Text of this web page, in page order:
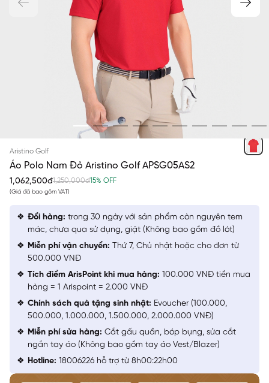
Aristino Golf
Áo Polo Nam Đỏ Aristino Golf APSG05AS2
1,062,500đ1,250,000đ15% OFF
(Giá đã bao gồm VAT)
Đổi hàng: trong 30 ngày với sản phẩm còn nguyên tem
mác, chưa qua sử dụng, giặt (Không bao gồm đồ lót)
Miễn phí vận chuyển: Thứ 7, Chủ nhật hoặc cho đơn từ
500.000 VNĐ
Tích điểm ArisPoint khi mua hàng: 100.000 VNĐ tiền mua
hàng = 1 Arispoint = 2.000 VNĐ
Chính sách quà tặng sinh nhật: Evoucher (100.000,
500.000, 1.000.000, 1.500.000, 2.000.000 VNĐ)
Miễn phí sửa hàng: Cắt gấu quần, bóp bụng, sửa cắt
ngắn tay áo (Không bao gồm tay áo Vest/Blazer)
Hotline: 18006226 hỗ trợ từ 8h00:22h00